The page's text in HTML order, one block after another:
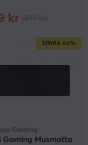
kr
SPARA 66%
Gaming
Gaming Musmatta